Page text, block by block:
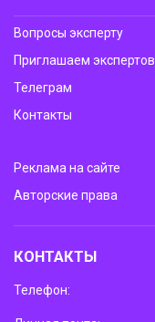
Вопросы эксперту
Приглашаем экспертов
Телеграм
Контакты
Реклама на сайте
Авторские права
КОНТАКТЫ
Телефон: